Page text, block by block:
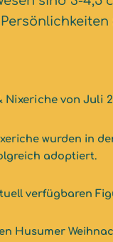
Nixeriche von Juli
wurden in
adoptiert.
verfügbaren
Husumer